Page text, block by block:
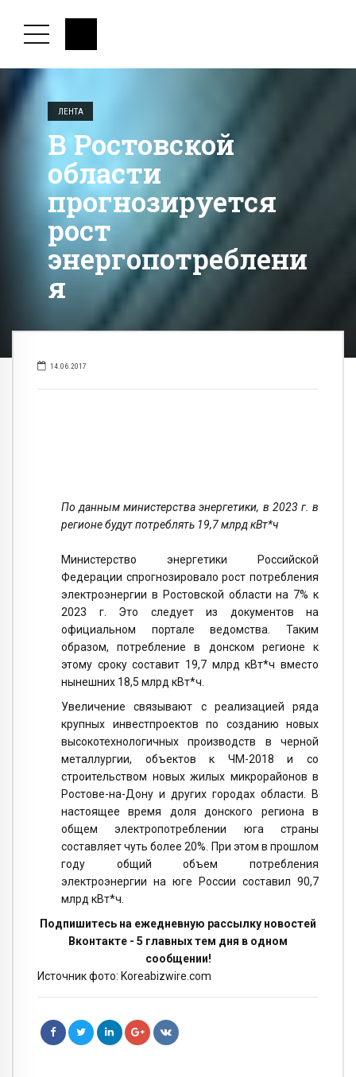
ЛЕНТА
В Ростовской
области
прогнозируется
рост
энергопотреблени
я
14.06.2017
По данным министерства энергетики, в 2023 г. в
регионе будут потреблять 19,7 млрд кВт*ч
Министерство энергетики Российской
Федерации спрогнозировало рост потребления
электроэнергии в Ростовской области на 7% к
2023 г. Это следует из документов на
официальном портале ведомства. Таким
образом, потребление в донском регионе к
этому сроку составит 19,7 млрд кВт*ч вместо
нынешних 18,5 млрд кВт*ч.
Увеличение связывают с реализацией ряда
крупных инвестпроектов по созданию новых
высокотехнологичных производств в черной
металлургии, объектов к ЧМ-2018 и со
строительством новых жилых микрорайонов в
Ростове-на-Дону и других городах области. В
настоящее время доля донского региона в
общем электропотреблении юга страны
составляет чуть более 20%. При этом в прошлом
году общий объем потребления
электроэнергии на юге России составил 90,7
млрд кВт*ч.
Подпишитесь на ежедневную рассылку новостей
Вконтакте - 5 главных тем дня в одном
сообщении!
Источник фото: Koreabizwire.com